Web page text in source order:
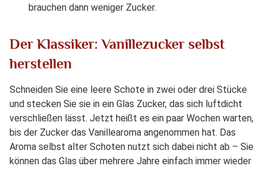
brauchen dann weniger Zucker.
Der Klassiker: Vanillezucker selbst
herstellen
Schneiden Sie eine leere Schote in zwei oder drei Stücke
und stecken Sie sie in ein Glas Zucker, das sich luftdicht
verschließen lässt. Jetzt heißt es ein paar Wochen warten,
bis der Zucker das Vanillearoma angenommen hat. Das
Aroma selbst alter Schoten nutzt sich dabei nicht ab – Sie
können das Glas über mehrere Jahre einfach immer wieder